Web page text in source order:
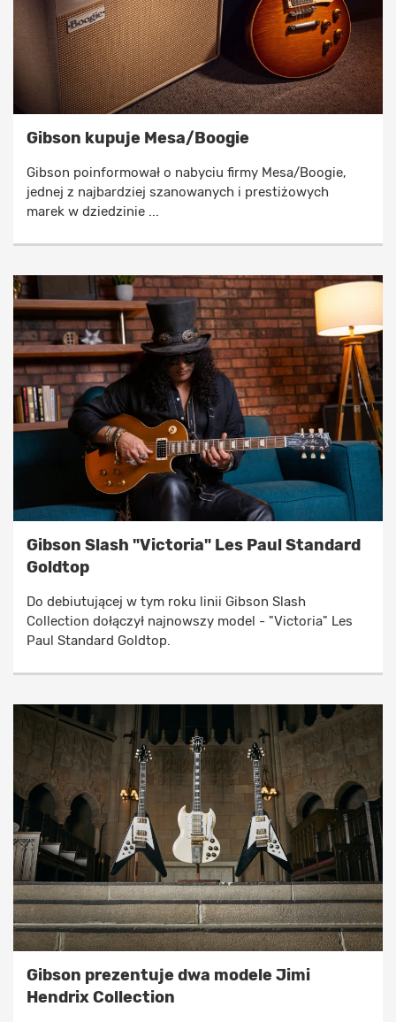
Gibson kupuje Mesa/Boogie
Gibson poinformował o nabyciu firmy Mesa/Boogie,
jednej z najbardziej szanowanych i prestiżowych
marek w dziedzinie ...
Gibson Slash "Victoria" Les Paul Standard
Goldtop
Do debiutującej w tym roku linii Gibson Slash
Collection dołączył najnowszy model - "Victoria" Les
Paul Standard Goldtop.
Gibson prezentuje dwa modele Jimi
Hendrix Collection